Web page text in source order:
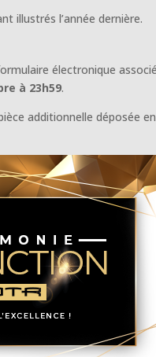
illustrés l’année dernière.
électronique
à 23h59.
additionnelle déposée